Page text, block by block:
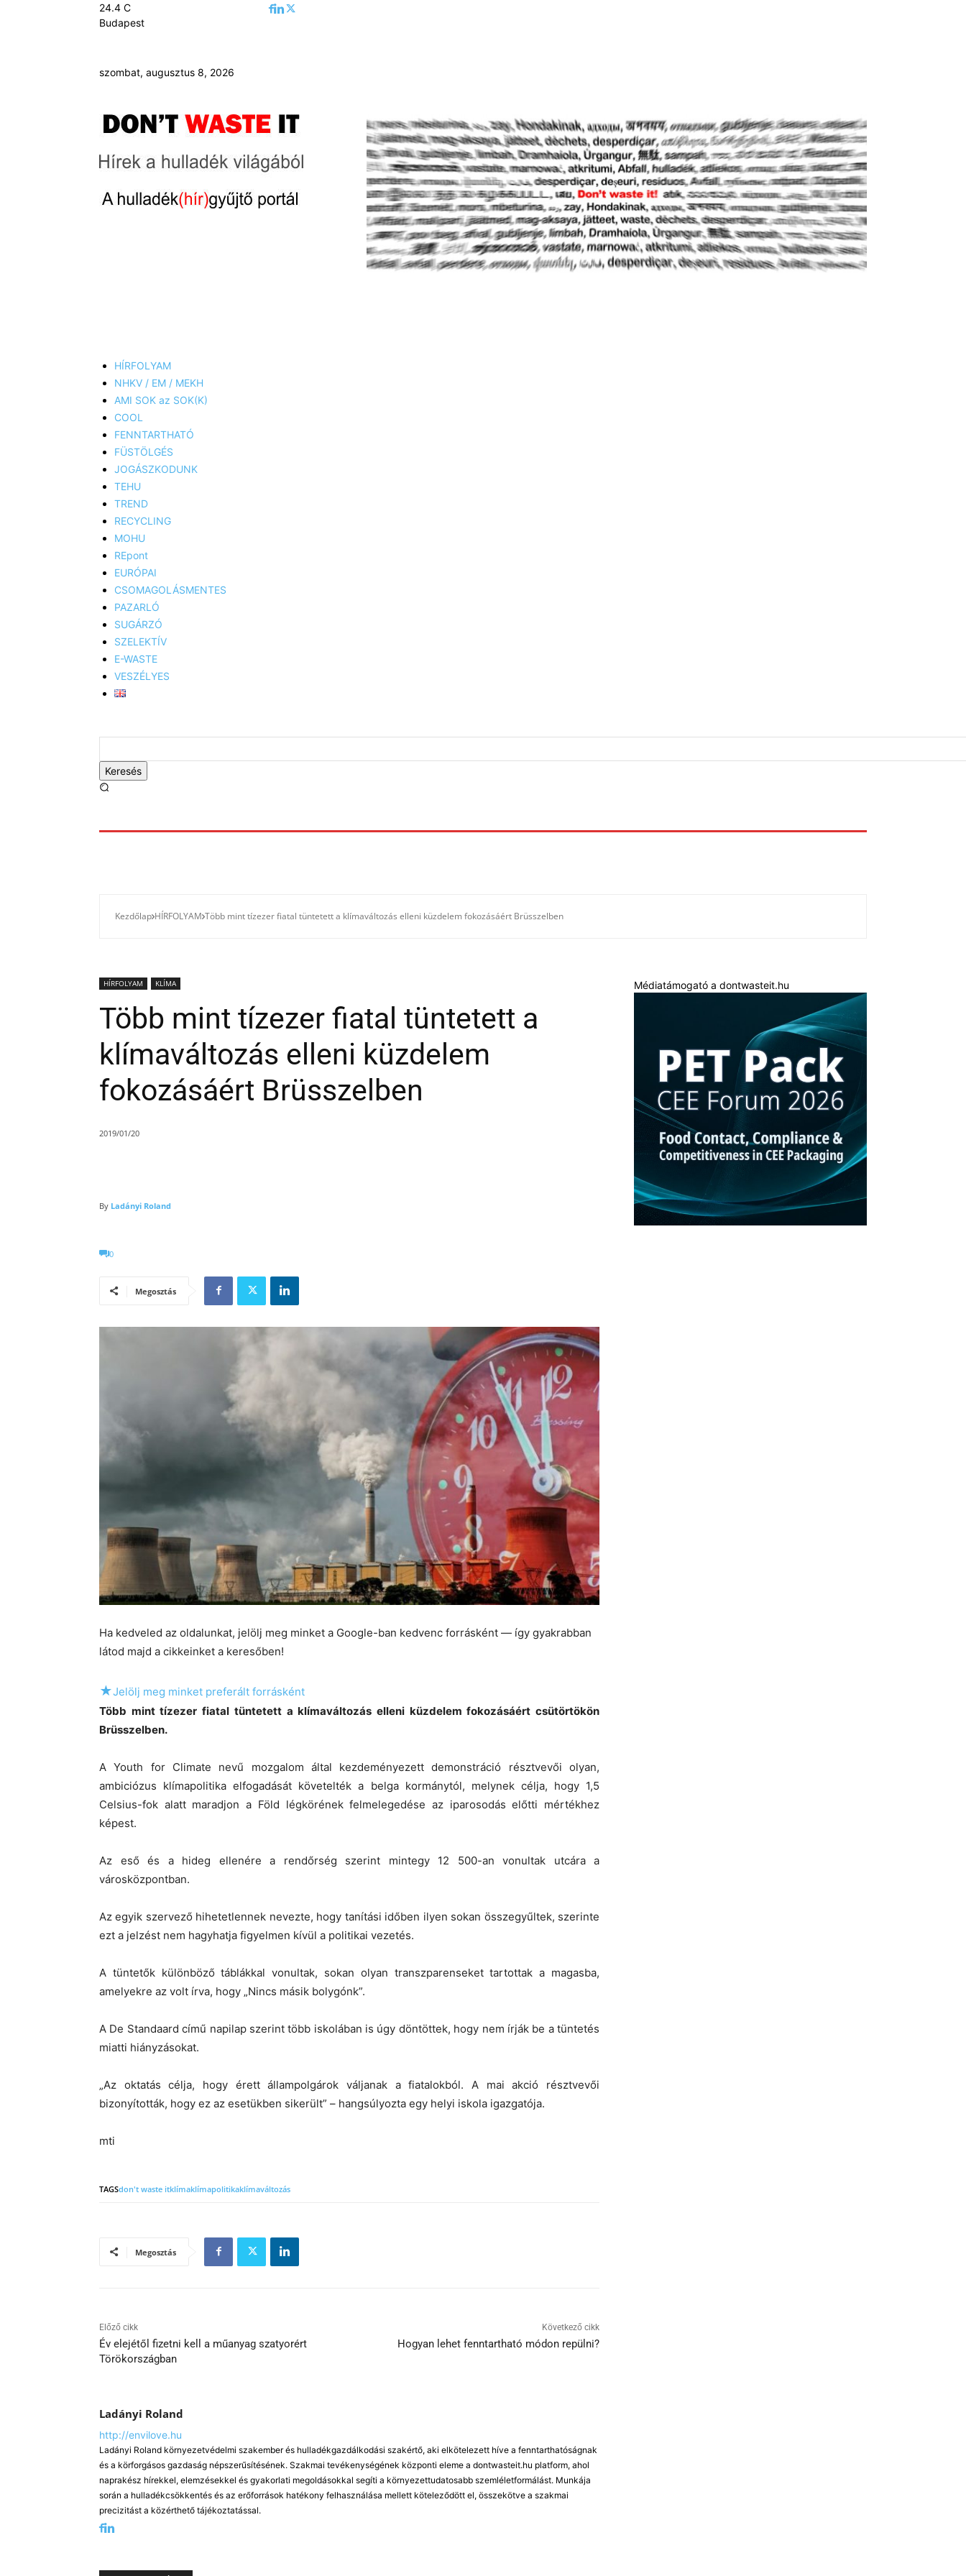
24.4 C
Budapest
szombat, augusztus 8, 2026
HÍRFOLYAM
NHKV / EM / MEKH
AMI SOK az SOK(K)
COOL
FENNTARTHATÓ
FÜSTÖLGÉS
JOGÁSZKODUNK
TEHU
TREND
RECYCLING
MOHU
REpont
EURÓPAI
CSOMAGOLÁSMENTES
PAZARLÓ
SUGÁRZÓ
SZELEKTÍV
E-WASTE
VESZÉLYES
Keresés
Kezdőlap HÍRFOLYAM Több mint tízezer fiatal tüntetett a klímaváltozás elleni küzdelem fokozásáért Brüsszelben
HÍRFOLYAM KLÍMA
Több mint tízezer fiatal tüntetett a
klímaváltozás elleni küzdelem
fokozásáért Brüsszelben
2019/01/20
By Ladányi Roland
0
Megosztás
Ha kedveled az oldalunkat, jelölj meg minket a Google-ban kedvenc forrásként — így gyakrabban
látod majd a cikkeinket a keresőben!
★Jelölj meg minket preferált forrásként
Több mint tízezer fiatal tüntetett a klímaváltozás elleni küzdelem fokozásáért csütörtökön
Brüsszelben.
A Youth for Climate nevű mozgalom által kezdeményezett demonstráció résztvevői olyan,
ambiciózus klímapolitika elfogadását követelték a belga kormánytól, melynek célja, hogy 1,5
Celsius-fok alatt maradjon a Föld légkörének felmelegedése az iparosodás előtti mértékhez
képest.
Az eső és a hideg ellenére a rendőrség szerint mintegy 12 500-an vonultak utcára a
városközpontban.
Az egyik szervező hihetetlennek nevezte, hogy tanítási időben ilyen sokan összegyűltek, szerinte
ezt a jelzést nem hagyhatja figyelmen kívül a politikai vezetés.
A tüntetők különböző táblákkal vonultak, sokan olyan transzparenseket tartottak a magasba,
amelyekre az volt írva, hogy „Nincs másik bolygónk”.
A De Standaard című napilap szerint több iskolában is úgy döntöttek, hogy nem írják be a tüntetés
miatti hiányzásokat.
„Az oktatás célja, hogy érett állampolgárok váljanak a fiatalokból. A mai akció résztvevői
bizonyították, hogy ez az esetükben sikerült” – hangsúlyozta egy helyi iskola igazgatója.
mti
TAGSdon't waste itklímaklímapolitikaklímaváltozás
Megosztás
Előző cikk
Év elejétől fizetni kell a műanyag szatyorért
Törökországban
Következő cikk
Hogyan lehet fenntartható módon repülni?
Ladányi Roland
http://envilove.hu
Ladányi Roland környezetvédelmi szakember és hulladékgazdálkodási szakértő, aki elkötelezett híve a fenntarthatóságnak
és a körforgásos gazdaság népszerűsítésének. Szakmai tevékenységének központi eleme a dontwasteit.hu platform, ahol
naprakész hírekkel, elemzésekkel és gyakorlati megoldásokkal segíti a környezettudatosabb szemléletformálást. Munkája
során a hulladékcsökkentés és az erőforrások hatékony felhasználása mellett köteleződött el, összekötve a szakmai
precizitást a közérthető tájékoztatással.
Médiatámogató a dontwasteit.hu